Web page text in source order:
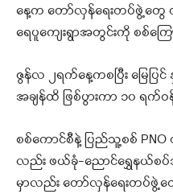
နေ့က တော်လှန်ရေးတပ်ဖွဲ့တွေ
ရေပူကျေးရွာအတွင်းကို စစ်ကြေ
ဇွန်လ ၂ရက်နေ့ကစပြီး မြေပ
အချန်ထိ ဖြစ်ပွားကာ ၁၀ ရက်ဝန်
စစ်ကောင်စီနဲ့ ပြည်သူ့စစ်
လည်း ဖယ်ခုံ-ညောင်ရွှေနယ်စပ်
မှာလည်း တော်လှန်ရေးတပ်ဖွဲ့တွေ